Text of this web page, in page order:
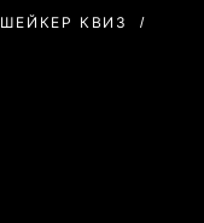
ШЕЙКЕР КВИЗ